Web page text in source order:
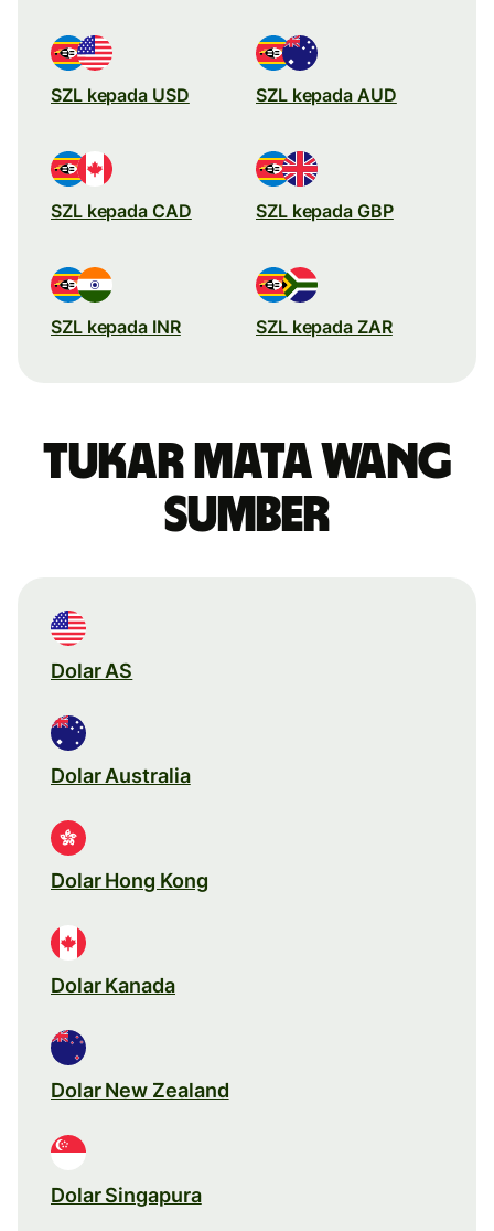
SZL kepada USD SZL kepada AUD
SZL kepada CAD SZL kepada GBP
SZL kepada INR SZL kepada ZAR
Tukar mata wang
sumber
Dolar AS
Dolar Australia
Dolar Hong Kong
Dolar Kanada
Dolar New Zealand
Dolar Singapura